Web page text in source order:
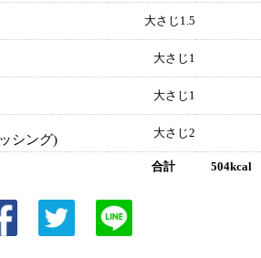
大さじ1.5
大さじ1
大さじ1
シング)
大さじ2
合計 504kcal